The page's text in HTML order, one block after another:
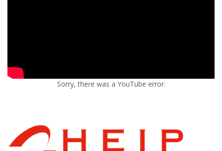
Sorry, there was a YouTube error.